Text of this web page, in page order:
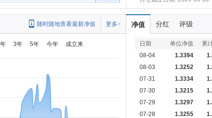
更多>
随时随地查看最新净值
3年 5年 今年 成立来
净值 分红 评级
日期 单位净值 累
08-04
1.3394
08-03
1.3252
07-31
1.3334
07-30
1.3215
07-29
1.3297
07-28
1.3255